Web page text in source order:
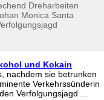
Dreharbeiten
Monica Santa
und Kokain
nachdem sie betrunken
Verkehrssünderin
Verfolgungsjagd ...